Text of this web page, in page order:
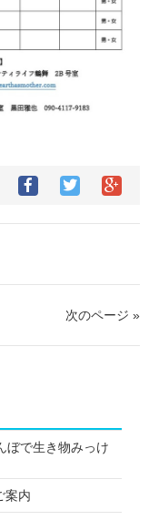
Facebook
で
る
Twitter
で
る
シ
次のページ »
で生き物みっけ
案内